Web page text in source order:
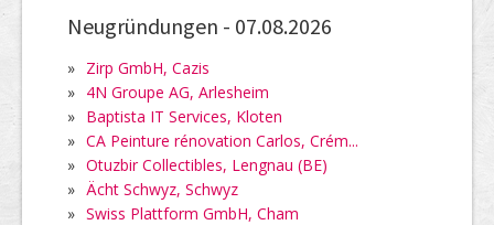
Neugründungen - 07.08.2026
» Zirp GmbH, Cazis
» 4N Groupe AG, Arlesheim
» Baptista IT Services, Kloten
» CA Peinture rénovation Carlos, Crém...
» Otuzbir Collectibles, Lengnau (BE)
» Ächt Schwyz, Schwyz
» Swiss Plattform GmbH, Cham